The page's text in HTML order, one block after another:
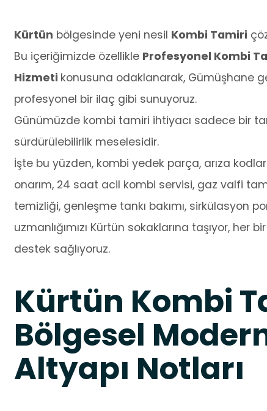
Kürtün bölgesinde yeni nesil Kombi Tamiri
Bu içeriğimizde özellikle Profesyonel Kombi
Hizmeti konusuna odaklanarak, Gümüşhane
profesyonel bir ilaç gibi sunuyoruz.
Günümüzde kombi tamiri ihtiyacı sadece bir
sürdürülebilirlik meselesidir.
İşte bu yüzden, kombi yedek parça, arıza
onarım, 24 saat acil kombi servisi, gaz valfi
temizliği, genleşme tankı bakımı, sirkülasyon
uzmanlığımızı Kürtün sokaklarına taşıyor, her
destek sağlıyoruz.
Kürtün Kombi
Bölgesel
Altyapı Notları